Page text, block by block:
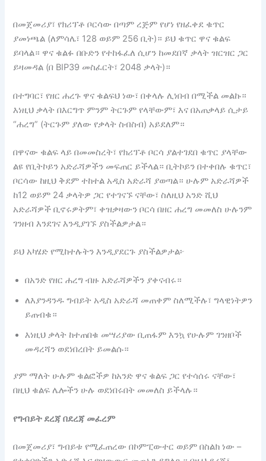
በመጀመሪያ፣ የክሪፕቶ ቦርሳው በጣም ረጅም የሆነ የዘፈቀደ ቁጥር
ያመነጫል (ለምሳሌ፣ 128 ወይም 256 ቢት)። ይህ ቁጥር ዋና ቁልፍ
ይባላል። ዋና ቁልፉ በቡድን የተከፋፈለ ሲሆን ከመደበኛ ቃላት ዝርዝር ጋር
ይዛመዳል (በ BIP39 መስፈርት፣ 2048 ቃላት)።
በተግባር፣ የዘር ሐረጉ ዋና ቁልፍህ ነው፣ በቀላሉ ሊነበብ በሚችል መልኩ።
እነዚህ ቃላት በእርግጥ ምንም ትርጉም የላቸውም፣ እና በአጠቃላይ ሲታይ
“ሐረግ” (ትርጉም ያለው የቃላት ስብስብ) አይደለም።
በዋናው ቁልፍ ላይ በመመስረት፣ የክሪፕቶ ቦርሳ ያልተገደበ ቁጥር ያላቸው
ልዩ የቢትኮይን አድራሻዎችን መፍጠር ይችላል። ቢትኮይን በተቀበሉ ቁጥር፣
ቦርሳው ከዚህ ቅደም ተከተል አዲስ አድራሻ ያወጣል። ሁሉም አድራሻዎች
ከ12 ወይም 24 ቃላትዎ ጋር የተገናኙ ናቸው፣ ስለዚህ አንድ ሺህ
አድራሻዎች ቢኖሩዎትም፣ ቀዝቃዛውን ቦርሳ በዘር ሐረግ መመለስ ሁሉንም
ገንዘብ እንደገና እንዲያገኙ ያስችልዎታል።
ይህ አካሄድ የሚከተሉትን እንዲያደርጉ ያስችልዎታል፦
በአንድ የዘር ሐረግ ብዙ አድራሻዎችን ያቀናብሩ።
ለእያንዳንዱ ግብይት አዲስ አድራሻ መጠቀም ስለሚችሉ፣ ግላዊነትዎን
ይጠብቁ።
እነዚህ ቃላት ከተጠበቁ መሣሪያው ቢጠፋም እንኳ የሁሉም ገንዘቦች
መዳረሻን ወደነበረበት ይመልሱ።
ያም ማለት ሁሉም ቁልፎችዎ ከአንድ ዋና ቁልፍ ጋር የተሳሰሩ ናቸው፣
በዚህ ቁልፍ ሌሎችን ሁሉ ወደነበሩበት መመለስ ይችላሉ።
የግብይት ደረጃ በደረጃ መፈረም
በመጀመሪያ፣ ግብይቱ የሚፈጠረው በኮምፒውተር ወይም በስልክ ነው –